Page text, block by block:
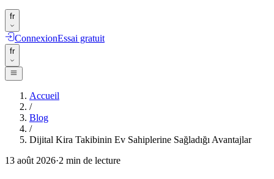
fr
ConnexionEssai gratuit
fr
Accueil
/
Blog
/
Dijital Kira Takibinin Ev Sahiplerine Sağladığı Avantajlar
13 août 2026·2 min de lecture